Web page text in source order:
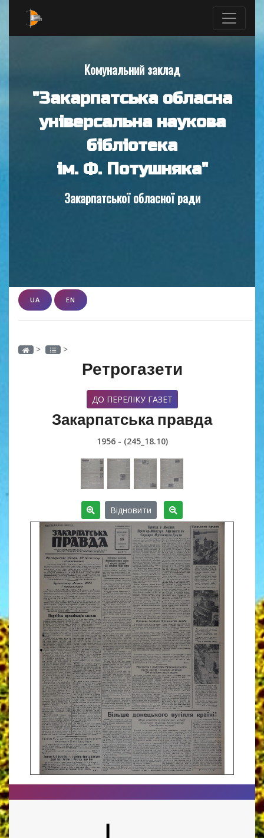
Комунальний заклад
"Закарпатська обласна
універсальна наукова
бібліотека
ім. Ф. Потушняка"
Закарпатської обласної ради
UA EN
> >
Ретрогазети
ДО ПЕРЕЛІКУ ГАЗЕТ
Закарпатська правда
1956 - (245_18.10)
Відновити